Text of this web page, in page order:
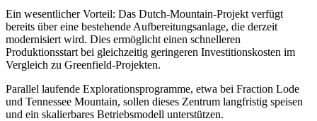
Ein wesentlicher Vorteil: Das Dutch-Mountain-Projekt verfügt
bereits über eine bestehende Aufbereitungsanlage, die derzeit
modernisiert wird. Dies ermöglicht einen schnelleren
Produktionsstart bei gleichzeitig geringeren Investitionskosten im
Vergleich zu Greenfield-Projekten.
Parallel laufende Explorationsprogramme, etwa bei Fraction Lode
und Tennessee Mountain, sollen dieses Zentrum langfristig speisen
und ein skalierbares Betriebsmodell unterstützen.